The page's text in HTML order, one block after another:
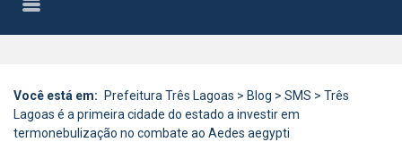
Você está em: Prefeitura Três Lagoas > Blog > SMS > Três
Lagoas é a primeira cidade do estado a investir em
termonebulização no combate ao Aedes aegypti